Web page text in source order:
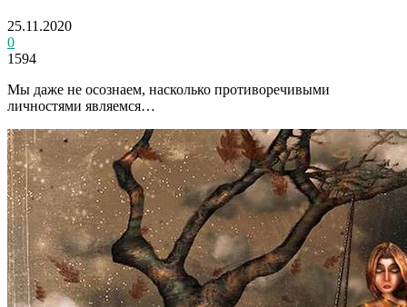
25.11.2020
0
1594
Мы даже не осознаем, насколько противоречивыми
личностями являемся…